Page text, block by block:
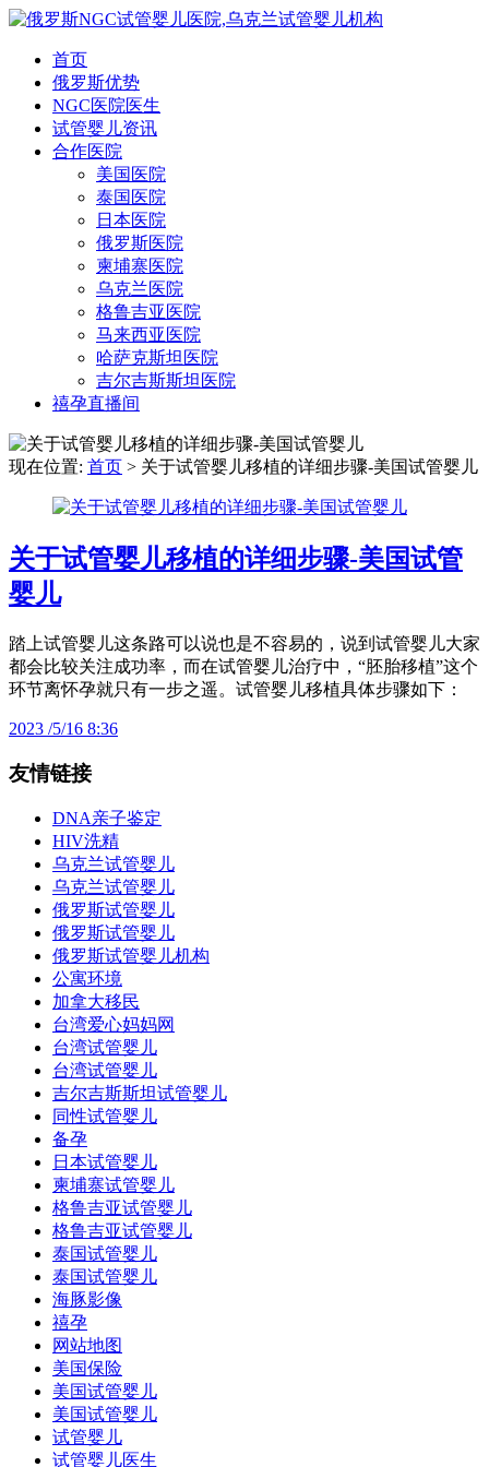
首页
俄罗斯优势
NGC医院医生
试管婴儿资讯
合作医院
美国医院
泰国医院
日本医院
俄罗斯医院
柬埔寨医院
乌克兰医院
格鲁吉亚医院
马来西亚医院
哈萨克斯坦医院
吉尔吉斯斯坦医院
禧孕直播间
现在位置: 首页 > 关于试管婴儿移植的详细步骤-美国试管婴儿
关于试管婴儿移植的详细步骤-美国试管
婴儿
踏上试管婴儿这条路可以说也是不容易的，说到试管婴儿大家
都会比较关注成功率，而在试管婴儿治疗中，“胚胎移植”这个
环节离怀孕就只有一步之遥。试管婴儿移植具体步骤如下：
2023 /5/16 8:36
友情链接
DNA亲子鉴定
HIV洗精
乌克兰试管婴儿
乌克兰试管婴儿
俄罗斯试管婴儿
俄罗斯试管婴儿
俄罗斯试管婴儿机构
公寓环境
加拿大移民
台湾爱心妈妈网
台湾试管婴儿
台湾试管婴儿
吉尔吉斯斯坦试管婴儿
同性试管婴儿
备孕
日本试管婴儿
柬埔寨试管婴儿
格鲁吉亚试管婴儿
格鲁吉亚试管婴儿
泰国试管婴儿
泰国试管婴儿
海豚影像
禧孕
网站地图
美国保险
美国试管婴儿
美国试管婴儿
试管婴儿
试管婴儿医生